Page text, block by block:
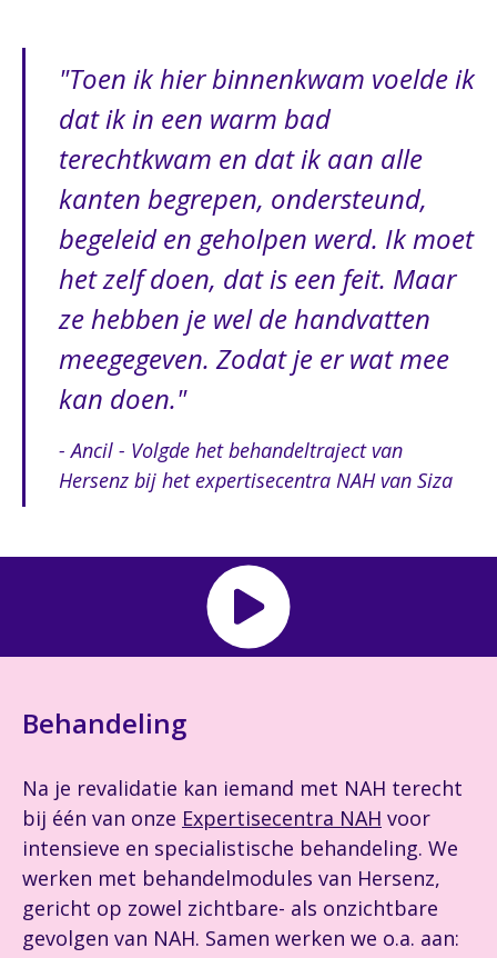
Toen ik hier binnenkwam voelde ik
dat ik in een warm bad
terechtkwam en dat ik aan alle
kanten begrepen, ondersteund,
begeleid en geholpen werd. Ik moet
het zelf doen, dat is een feit. Maar
ze hebben je wel de handvatten
meegegeven. Zodat je er wat mee
kan doen.
- Ancil - Volgde het behandeltraject van
Hersenz bij het expertisecentra NAH van Siza
Behandeling
Na je revalidatie kan iemand met NAH terecht
bij één van onze Expertisecentra NAH voor
intensieve en specialistische behandeling. We
werken met behandelmodules van Hersenz,
gericht op zowel zichtbare- als onzichtbare
gevolgen van NAH. Samen werken we o.a. aan: